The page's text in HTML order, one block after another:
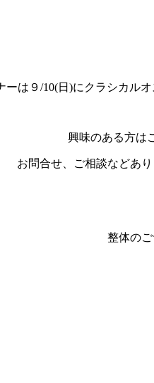
ーは９/10(日)にクラシカル
興味のある方は
お問合せ、ご相談などあ
整体のご